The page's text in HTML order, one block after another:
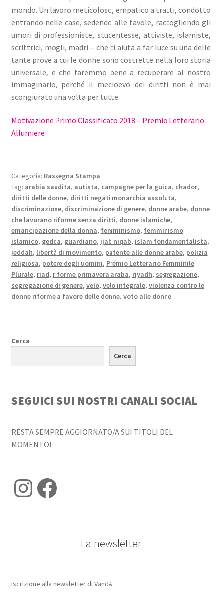
mondo. Un lavoro meticoloso, empatico a tratti, condotto
entrando nelle case, sedendo alle tavole, raccogliendo gli
umori di professioniste, studentesse, attiviste, islamiste,
scrittrici, mogli, madri – che ci aiuta a far luce su una delle
tante prove a cui le donne sono costrette nella loro storia
universale, e che faremmo bene a recuperare al nostro
immaginario, perché il medioevo dei diritti non è mai
scongiurato una volta per tutte.
Motivazione Primo Classificato 2018 – Premio Letterario
Allumiere
Categoria: Rassegna Stampa
Tag: arabia saudita, autista, campagne per la guida, chador,
diritti delle donne, diritti negati monarchia assoluta,
discriminazione, discriminazione di genere, donne arabe, donne
che lavorano riforme senza diritti, donne islamiche,
emancipazione della donna, femminismo, femminismo
islamico, gedda, guardiano, ijab niqab, islam fondamentalista,
jeddah, libertà di movimento, patente alle donne arabe, polizia
religiosa, potere degli uomini, Premio Letterario Femminile
Plurale, riad, riforme primavera araba, riyadh, segregazione,
segregazione di genere, velo, velo integrale, violenza contro le
donne riforme a favore delle donne, voto alle donne
Cerca
Cerca
SEGUICI SUI NOSTRI CANALI SOCIAL
RESTA SEMPRE AGGIORNATO/A SUI TITOLI DEL
MOMENTO!
Instagram
Facebook
La newsletter
Iscrizione alla newsletter di VandA